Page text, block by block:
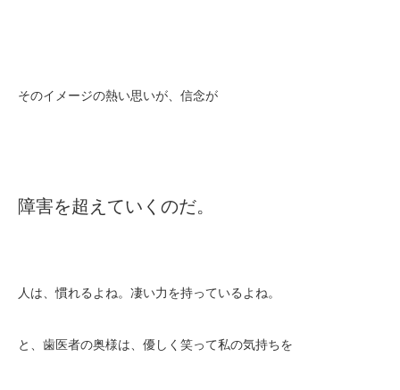
そのイメージの熱い思いが、信念が
障害を超えていくのだ。
人は、慣れるよね。凄い力を持っているよね。
と、歯医者の奥様は、優しく笑って私の気持ちを